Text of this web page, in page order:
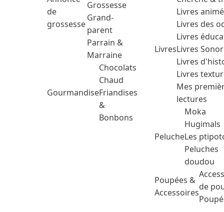
de
grossesse
Grossesse
Grand-
parent
Parrain &
Marraine
Gourmandise
Chocolats
Chaud
Friandises
&
Bonbons
Livres
Livres
Livres des
Livres
Livres
Livres
Livres
Mes
lectures
Peluche
Moka
Hugimals
Les
Peluches
doudou
Poupées &
Accessoires
de